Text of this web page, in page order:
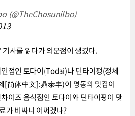
(@TheChosunilbo)
사를 읽다가 의문점이 생겼다.
점인 토다이(Todai)나 딘타이펑(정체
简体中文]:鼎泰丰)이 명동의 맛집이
이즈 음식점인 토다이와 딘타이펑이 맛
가 비싸니 어쩌겠나?